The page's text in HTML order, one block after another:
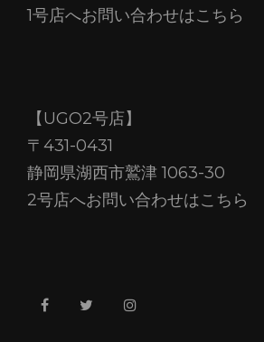
1号店へお問い合わせはこちら
【UGO2号店】
〒431-0431
静岡県湖西市鷲津 1063-30
2号店へお問い合わせはこちら
facebooktwitterinstagram